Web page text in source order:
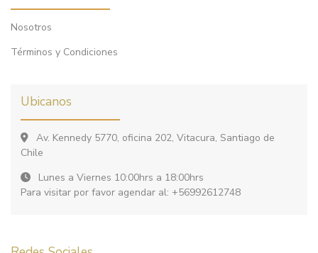
Nosotros
Términos y Condiciones
Ubicanos
Av. Kennedy 5770, oficina 202, Vitacura, Santiago de
Chile
Lunes a Viernes 10:00hrs a 18:00hrs
Para visitar por favor agendar al: +56992612748